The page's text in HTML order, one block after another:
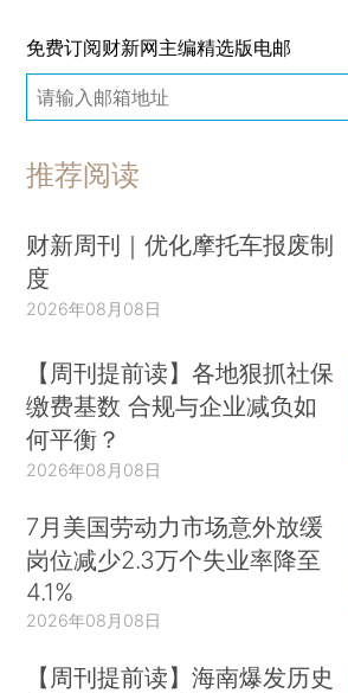
免费订阅财新网主编精选版电邮
推荐阅读
财新周刊｜优化摩托车报废制
度
2026年08月08日
【周刊提前读】各地狠抓社保
缴费基数 合规与企业减负如
何平衡？
2026年08月08日
7月美国劳动力市场意外放缓
岗位减少2.3万个失业率降至
4.1%
2026年08月08日
【周刊提前读】海南爆发历史